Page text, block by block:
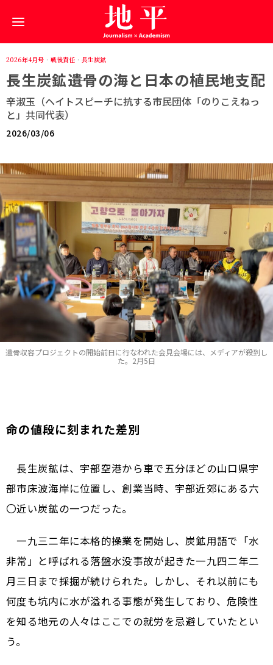
2026年4月号 · 戦後責任 · 長生炭鉱
長生炭鉱――遺骨の海と日本の植民地支配
辛淑玉（ヘイトスピーチに抗する市民団体「のりこえねっ
と」共同代表）
2026/03/06
遺骨収容プロジェクトの開始前日に行なわれた会見会場には、メディアが殺到し
た。2月5日
命の値段に刻まれた差別
長生炭鉱は、宇部空港から車で五分ほどの山口県宇
部市床波海岸に位置し、創業当時、宇部近郊にある六
〇近い炭鉱の一つだった。
一九三二年に本格的操業を開始し、炭鉱用語で「水
非常」と呼ばれる落盤水没事故が起きた一九四二年二
月三日まで採掘が続けられた。しかし、それ以前にも
何度も坑内に水が溢れる事態が発生しており、危険性
を知る地元の人々はここでの就労を忌避していたとい
う。